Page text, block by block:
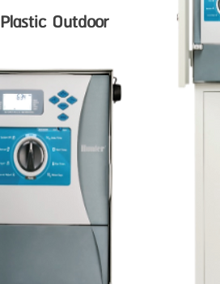
Plastic Outdoor